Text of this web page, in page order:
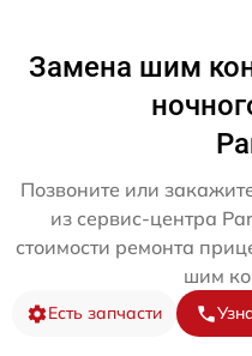
Замена шим
Позвоните или
из сервис-центра
стоимости ремонта
шим
Есть запчасти